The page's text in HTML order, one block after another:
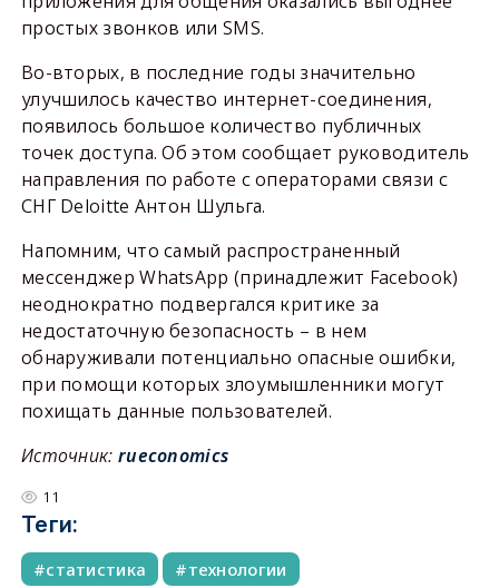
простых звонков или SMS.
Во-вторых, в последние годы значительно
улучшилось качество интернет-соединения,
появилось большое количество публичных
точек доступа. Об этом сообщает руководитель
направления по работе с операторами связи с
СНГ Deloitte Антон Шульга.
Напомним, что самый распространенный
мессенджер WhatsApp (принадлежит Facebook)
неоднократно подвергался критике за
недостаточную безопасность – в нем
обнаруживали потенциально опасные ошибки,
при помощи которых злоумышленники могут
похищать данные пользователей.
Источник: rueconomics
11
Теги:
статистика технологии